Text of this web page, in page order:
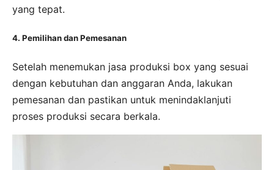
yang tepat.
4. Pemilihan dan Pemesanan
Setelah menemukan jasa produksi box yang sesuai
dengan kebutuhan dan anggaran Anda, lakukan
pemesanan dan pastikan untuk menindaklanjuti
proses produksi secara berkala.